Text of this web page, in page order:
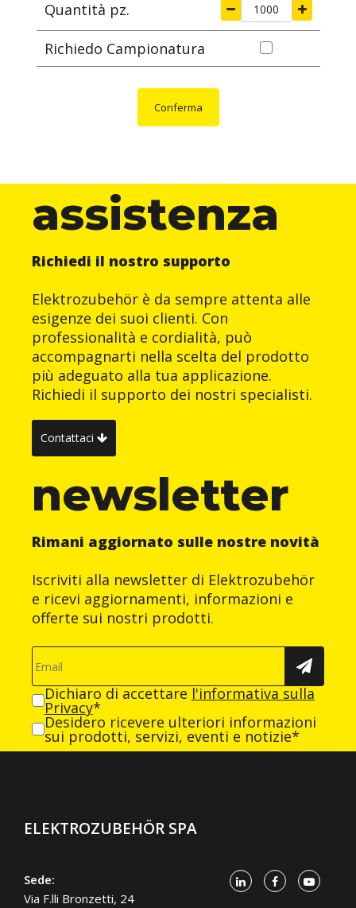
Quantità pz.
Richiedo Campionatura
Conferma
assistenza
Richiedi il nostro supporto
Elektrozubehör è da sempre attenta alle
esigenze dei suoi clienti. Con
professionalità e cordialità, può
accompagnarti nella scelta del prodotto
più adeguato alla tua applicazione.
Richiedi il supporto dei nostri specialisti.
Contattaci
newsletter
Rimani aggiornato sulle nostre novità
Iscriviti alla newsletter di Elektrozubehör
e ricevi aggiornamenti, informazioni e
offerte sui nostri prodotti.
Dichiaro di accettare l'informativa sulla
Privacy*
Desidero ricevere ulteriori informazioni
sui prodotti, servizi, eventi e notizie*
ELEKTROZUBEHÖR SPA
Sede:
Via F.lli Bronzetti, 24